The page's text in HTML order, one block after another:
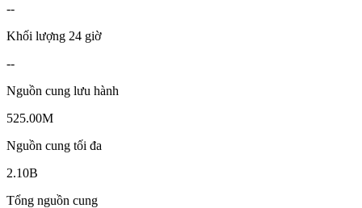
--
Khối lượng 24 giờ
--
Nguồn cung lưu hành
525.00M
Nguồn cung tối đa
2.10B
Tổng nguồn cung